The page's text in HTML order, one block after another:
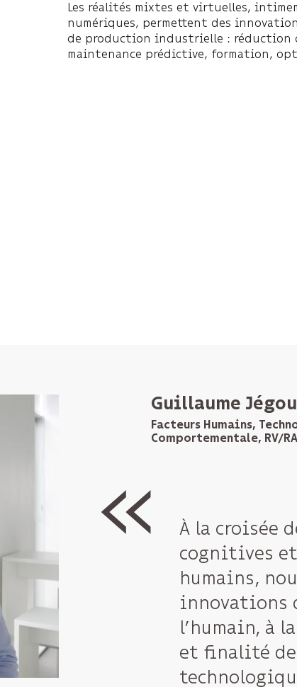
Les réalités mixtes et virtuelles,
numériques, permettent des
de production industrielle : réduction
maintenance prédictive, formation,
© FRED PIEAU
Jérôme Royan
VR/AR/AI Senior
Nous
les
augmentée
comme les
chantiers.
conformité,
Guillaume Jégou
Facteurs Humains,
Comportementale, RV/
À la croisée
cognitives
humains,
innovations
l’humain, à
et finalité de